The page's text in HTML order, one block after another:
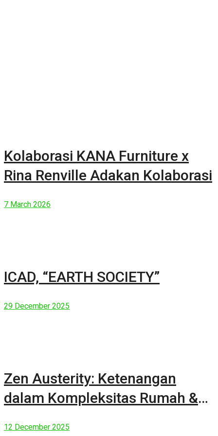
Kolaborasi KANA Furniture x
Rina Renville Adakan Kolaborasi
7 March 2026
ICAD, “EARTH SOCIETY”
29 December 2025
Zen Austerity: Ketenangan
dalam Kompleksitas Rumah &
12 December 2025